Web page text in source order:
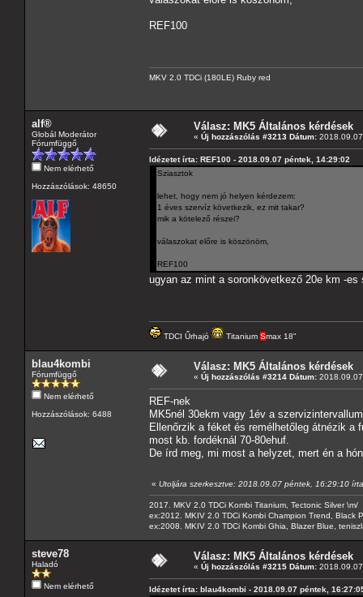
REF100
MKV 2.0 TDCi (180LE) Ruby red
alf®
Globál Moderátor
Fórumfüggő
Nem elérhető
Hozzászólások: 48650
Válasz: MK5 Általános kérdések
« Új hozzászólás #3213 Dátum:
Idézetet írta: REF100 - 2018.09.07 péntek, 14:29:02
Sziasztok
lehet, hogy nem jó helyen kérdezem:
1 éves szervíz következik, ez mit takar?
mik a kötelező részei?
válaszokat előre is köszönöm,
REF100
ugyan az mint a soronkövetkező 20e km -es
TDCI Űrhajó Titanium Smax 18"
blau4kombi
Fórumfüggő
Nem elérhető
Hozzászólások: 6488
Válasz: MK5 Általános kérdések
« Új hozzászólás #3214 Dátum:
REF-nek
MK5nél 30ekm vagy 1év a
Ellenőrzik a féket és remélhetőleg átnézik
most kb. fordéknál 70-80ehuf.
De írd meg, mi most a helyzet, mert én a
« Utoljára szerkesztve: 2018.09.07 péntek, 16:29:10
2017. MKV 2.0 TDCi Kombi Titanium, Tectonic Silver \m/
ex:2012. MKIV 2.0 TDCi Kombi Champion Trend, Black
ex:2008. MKIV 2.0 TDCi Kombi Ghia, Blazer Blue,
steve78
Haladó
Nem elérhető
Válasz: MK5 Általános kérdések
« Új hozzászólás #3215 Dátum:
Idézetet írta: blau4kombi - 2018.09.07 péntek,